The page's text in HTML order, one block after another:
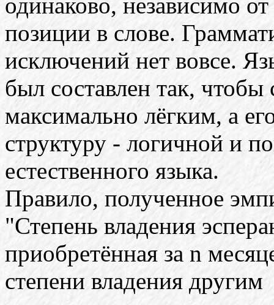
позиции в слове.
исключений нет вовсе.
был составлен так, чтобы
максимально лёгким, а
структуру - логичной и
естественного языка.
Правило, полученное
"Степень владения
приобретённая за n
степени владения другим